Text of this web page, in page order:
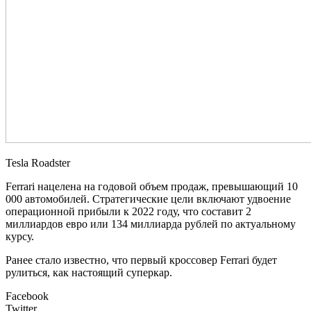
Tesla Roadster
Ferrari нацелена на годовой объем продаж, превышающий 10
000 автомобилей. Стратегические цели включают удвоение
операционной прибыли к 2022 году, что составит 2
миллиардов евро или 134 миллиарда рублей по актуальному
курсу.
Ранее стало известно, что первый кроссовер Ferrari будет
рулиться, как настоящий суперкар.
Facebook
Twitter